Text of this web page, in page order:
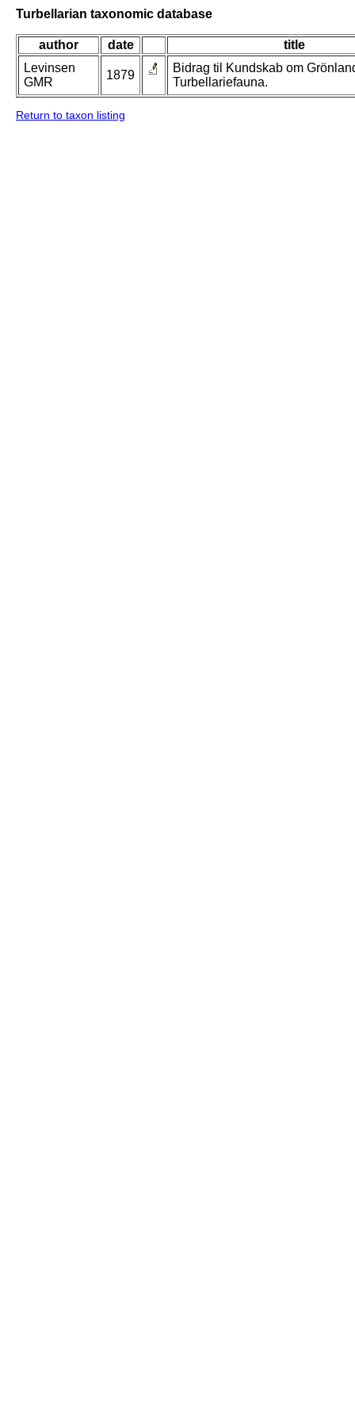
Turbellarian taxonomic database
author date
title
Levinsen
GMR
1879
Bidrag til Kundskab om
Turbellariefauna.
Return to taxon listing